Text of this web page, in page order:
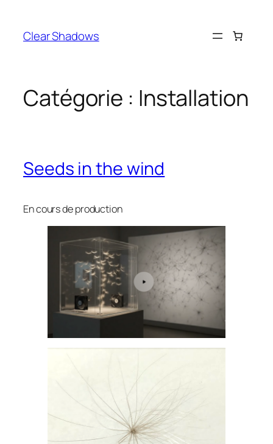
contenu
Clear Shadows
Catégorie : Installation
Seeds in the wind
En cours de production